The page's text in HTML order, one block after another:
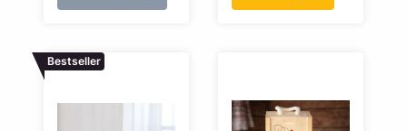
Bestseller